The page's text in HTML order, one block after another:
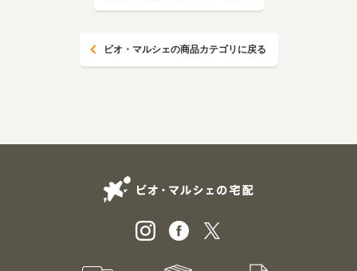
ビオ・マルシェの商品カテゴリに戻る
宅配サービス紹介 有機野菜のお試しセット